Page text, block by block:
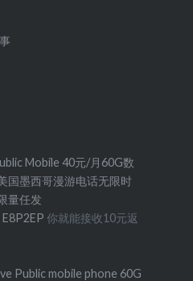
Mobile 40元/月60G数
国墨西哥漫游电话无限时
量任发
E8P2EP 你就能接收10元返
Public mobile phone 60G